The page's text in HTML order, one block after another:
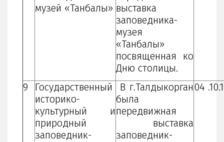
музей «Танбалы» выставка
заповедника-
музея
«Танбалы»
посвященная ко
Дню столицы.
9
Государственный
историко-
культурный и
природный
заповедник-
В г.Талдыкорган
была
передвижная
выставка
заповедник-
04